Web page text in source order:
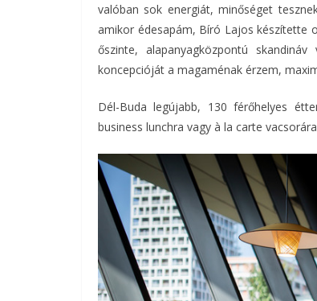
valóban sok energiát, minőséget
amikor édesapám, Bíró Lajos készítette
őszinte, alapanyagközpontú
koncepcióját a magaménak érzem,
Dél-Buda legújabb, 130 férőhelyes
business lunchra vagy à la carte